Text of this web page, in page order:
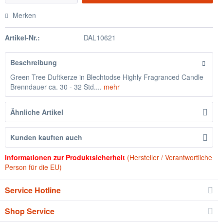
Merken
Artikel-Nr.: DAL10621
Beschreibung
Green Tree Duftkerze in Blechtodse Highly Fragranced Candle
Brenndauer ca. 30 - 32 Std.... mehr
Ähnliche Artikel
Kunden kauften auch
Informationen zur Produktsicherheit (Hersteller / Verantwortliche
Person für die EU)
Service Hotline
Shop Service